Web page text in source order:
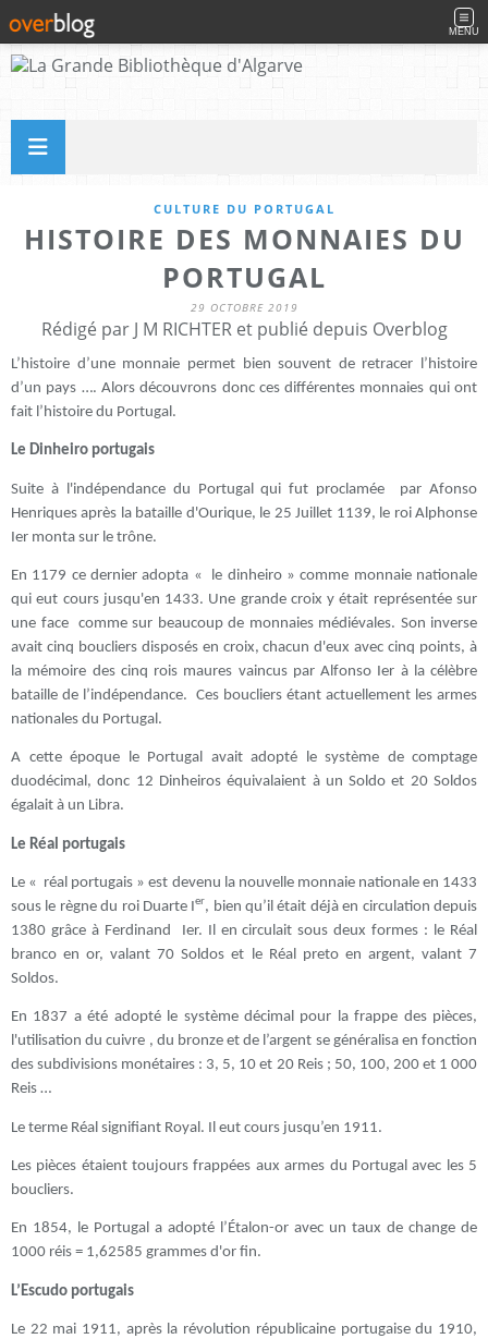
MENU
CULTURE DU PORTUGAL
HISTOIRE DES MONNAIES DU
PORTUGAL
29 OCTOBRE 2019
Rédigé par J M RICHTER et publié depuis Overblog
L’histoire d’une monnaie permet bien souvent de retracer l’histoire
d’un pays …. Alors découvrons donc ces différentes monnaies qui ont
fait l’histoire du Portugal.
Le Dinheiro portugais
Suite à l'indépendance du Portugal qui fut proclamée par Afonso
Henriques après la bataille d'Ourique, le 25 Juillet 1139, le roi Alphonse
Ier monta sur le trône.
En 1179 ce dernier adopta « le dinheiro » comme monnaie nationale
qui eut cours jusqu'en 1433. Une grande croix y était représentée sur
une face comme sur beaucoup de monnaies médiévales. Son inverse
avait cinq boucliers disposés en croix, chacun d'eux avec cinq points, à
la mémoire des cinq rois maures vaincus par Alfonso Ier à la célèbre
bataille de l’indépendance. Ces boucliers étant actuellement les armes
nationales du Portugal.
A cette époque le Portugal avait adopté le système de comptage
duodécimal, donc 12 Dinheiros équivalaient à un Soldo et 20 Soldos
égalait à un Libra.
Le Réal portugais
Le « réal portugais » est devenu la nouvelle monnaie nationale en 1433
sous le règne du roi Duarte Ier, bien qu’il était déjà en circulation depuis
1380 grâce à Ferdinand Ier. Il en circulait sous deux formes : le Réal
branco en or, valant 70 Soldos et le Réal preto en argent, valant 7
Soldos.
En 1837 a été adopté le système décimal pour la frappe des pièces,
l'utilisation du cuivre , du bronze et de l’argent se généralisa en fonction
des subdivisions monétaires : 3, 5, 10 et 20 Reis ; 50, 100, 200 et 1 000
Reis …
Le terme Réal signifiant Royal. Il eut cours jusqu’en 1911.
Les pièces étaient toujours frappées aux armes du Portugal avec les 5
boucliers.
En 1854, le Portugal a adopté l’Étalon-or avec un taux de change de
1000 réis = 1,62585 grammes d'or fin.
L’Escudo portugais
Le 22 mai 1911, après la révolution républicaine portugaise du 1910,